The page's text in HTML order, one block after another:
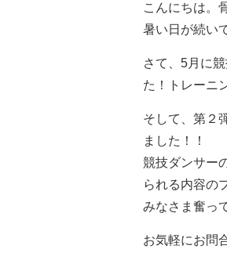
こんにちは。
暑い日が続い
さて、5月に
た！トレーニ
そして、第２
ました！！
競技ダンサー
られる内容の
みなさま奮っ
お気軽にお問